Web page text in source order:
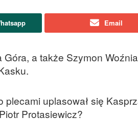
Email
a także Szymon
plecami uplasował się
Protasiewicz?